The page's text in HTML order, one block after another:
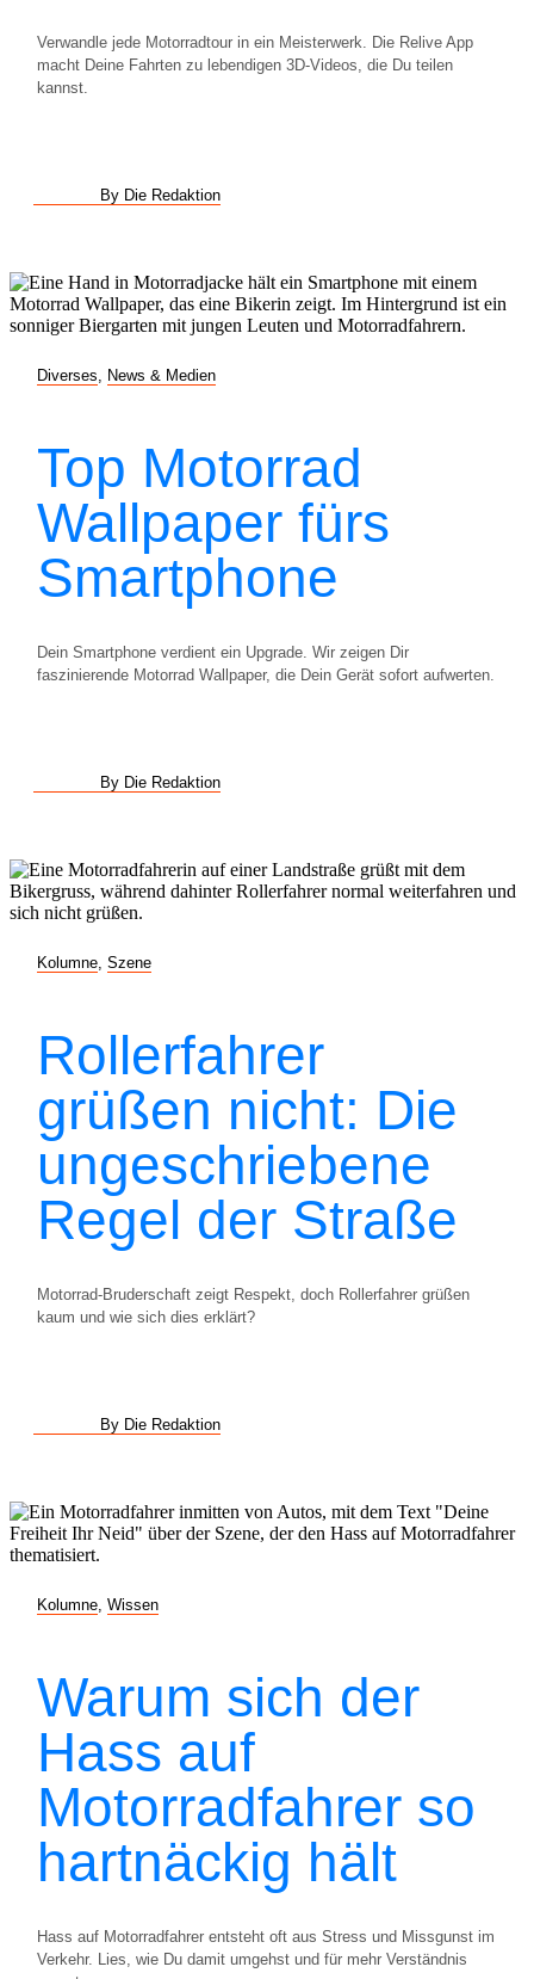
Verwandle jede Motorradtour in ein Meisterwerk. Die Relive App
macht Deine Fahrten zu lebendigen 3D-Videos, die Du teilen
kannst.
By Die Redaktion
Diverses News & Medien
Top Motorrad
Wallpaper fürs
Smartphone
Dein Smartphone verdient ein Upgrade. Wir zeigen Dir
faszinierende Motorrad Wallpaper, die Dein Gerät sofort aufwerten.
By Die Redaktion
Kolumne Szene
Rollerfahrer
grüßen nicht: Die
ungeschriebene
Regel der Straße
Motorrad-Bruderschaft zeigt Respekt, doch Rollerfahrer grüßen
kaum und wie sich dies erklärt?
By Die Redaktion
Kolumne Wissen
Warum sich der
Hass auf
Motorradfahrer so
hartnäckig hält
Hass auf Motorradfahrer entsteht oft aus Stress und Missgunst im
Verkehr. Lies, wie Du damit umgehst und für mehr Verständnis